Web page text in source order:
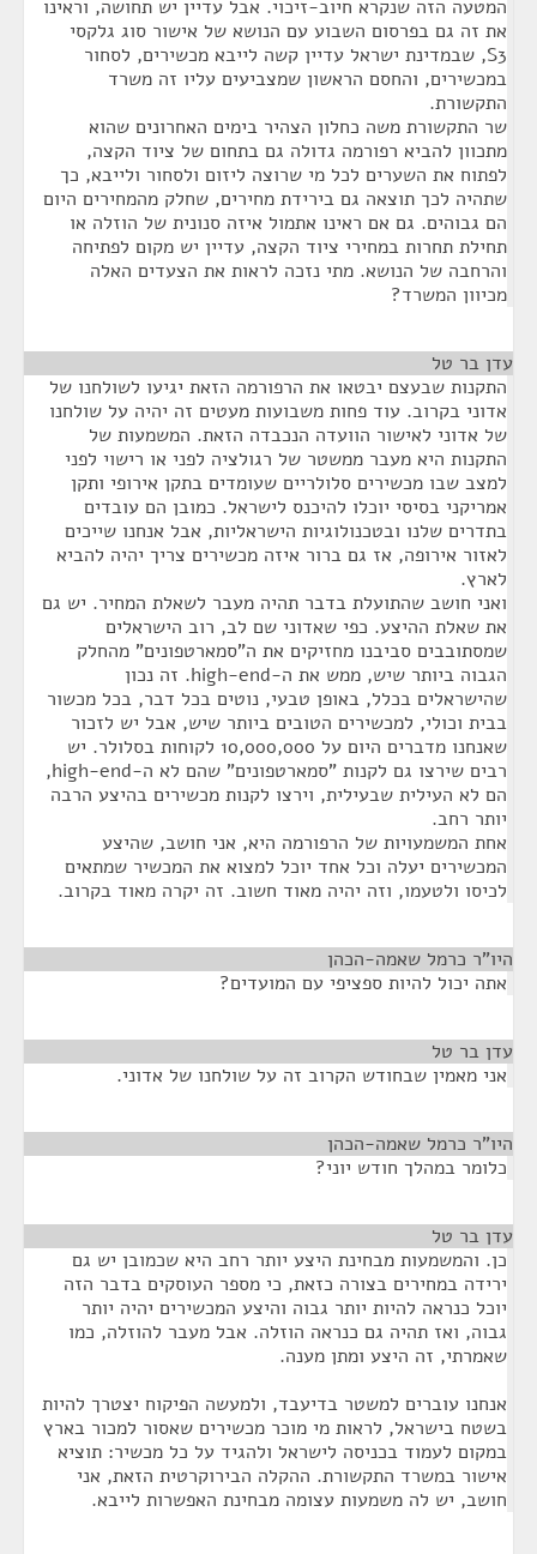
המטעה הזה שנקרא חיוב-זיכוי. אבל עדיין יש תחושה, וראינו
את זה גם בפרסום השבוע עם הנושא של אישור סוג גלקסי
S3, שבמדינת ישראל עדיין קשה לייבא מכשירים, לסחור
במכשירים, והחסם הראשון שמצביעים עליו זה משרד
התקשורת.
שר התקשורת משה כחלון הצהיר בימים האחרונים שהוא
מתכוון להביא רפורמה גדולה גם בתחום של ציוד הקצה,
לפתוח את השערים לכל מי שרוצה ליזום ולסחור ולייבא, כך
שתהיה לכך תוצאה גם בירידת מחירים, שחלק מהמחירים היום
הם גבוהים. גם אם ראינו אתמול איזה סנונית של הוזלה או
תחילת תחרות במחירי ציוד הקצה, עדיין יש מקום לפתיחה
והרחבה של הנושא. מתי נזכה לראות את הצעדים האלה
מכיוון המשרד?
עדן בר טל
התקנות שבעצם יבטאו את הרפורמה הזאת יגיעו לשולחנו של
אדוני בקרוב. עוד פחות משבועות מעטים זה יהיה על שולחנו
של אדוני לאישור הוועדה הנכבדה הזאת. המשמעות של
התקנות היא מעבר ממשטר של רגולציה לפני או רישוי לפני
למצב שבו מכשירים סלולריים שעומדים בתקן אירופי ותקן
אמריקני בסיסי יוכלו להיכנס לישראל. כמובן הם עובדים
בתדרים שלנו ובטכנולוגיות הישראליות, אבל אנחנו שייכים
לאזור אירופה, אז גם ברור איזה מכשירים צריך יהיה להביא
לארץ.
ואני חושב שהתועלת בדבר תהיה מעבר לשאלת המחיר. יש גם
את שאלת ההיצע. כפי שאדוני שם לב, רוב הישראלים
שמסתובבים סביבנו מחזיקים את ה"סמארטפונים" מהחלק
הגבוה ביותר שיש, ממש את ה-high-end. זה נכון
שהישראלים בכלל, באופן טבעי, נוטים בכל דבר, בכל מכשור
בבית וכולי, למכשירים הטובים ביותר שיש, אבל יש לזכור
שאנחנו מדברים היום על 10,000,000 לקוחות בסלולר. יש
רבים שירצו גם לקנות "סמארטפונים" שהם לא ה-high-end,
הם לא העילית שבעילית, וירצו לקנות מכשירים בהיצע הרבה
יותר רחב.
אחת המשמעויות של הרפורמה היא, אני חושב, שהיצע
המכשירים יעלה וכל אחד יוכל למצוא את המכשיר שמתאים
לכיסו ולטעמו, וזה יהיה מאוד חשוב. זה יקרה מאוד בקרוב.
היו"ר כרמל שאמה-הכהן
אתה יכול להיות ספציפי עם המועדים?
עדן בר טל
אני מאמין שבחודש הקרוב זה על שולחנו של אדוני.
היו"ר כרמל שאמה-הכהן
כלומר במהלך חודש יוני?
עדן בר טל
כן. והמשמעות מבחינת היצע יותר רחב היא שכמובן יש גם
ירידה במחירים בצורה כזאת, כי מספר העוסקים בדבר הזה
יוכל כנראה להיות יותר גבוה והיצע המכשירים יהיה יותר
גבוה, ואז תהיה גם כנראה הוזלה. אבל מעבר להוזלה, כמו
שאמרתי, זה היצע ומתן מענה.
אנחנו עוברים למשטר בדיעבד, ולמעשה הפיקוח יצטרך להיות
בשטח בישראל, לראות מי מוכר מכשירים שאסור למכור בארץ
במקום לעמוד בכניסה לישראל ולהגיד על כל מכשיר: תוציא
אישור במשרד התקשורת. ההקלה הבירוקרטית הזאת, אני
חושב, יש לה משמעות עצומה מבחינת האפשרות לייבא.